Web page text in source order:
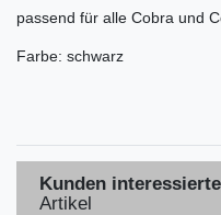
passend für alle Cobra und
Farbe: schwarz
Kunden
Artikel